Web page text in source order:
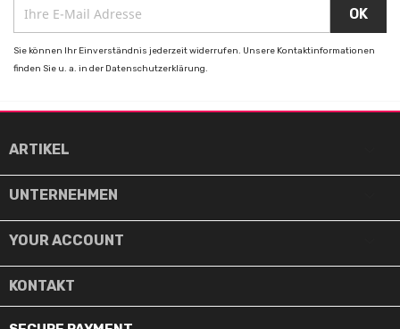
Sie können Ihr Einverständnis jederzeit widerrufen. Unsere Kontaktinformationen
finden Sie u. a. in der Datenschutzerklärung.
ARTIKEL
UNTERNEHMEN
YOUR ACCOUNT
KONTAKT